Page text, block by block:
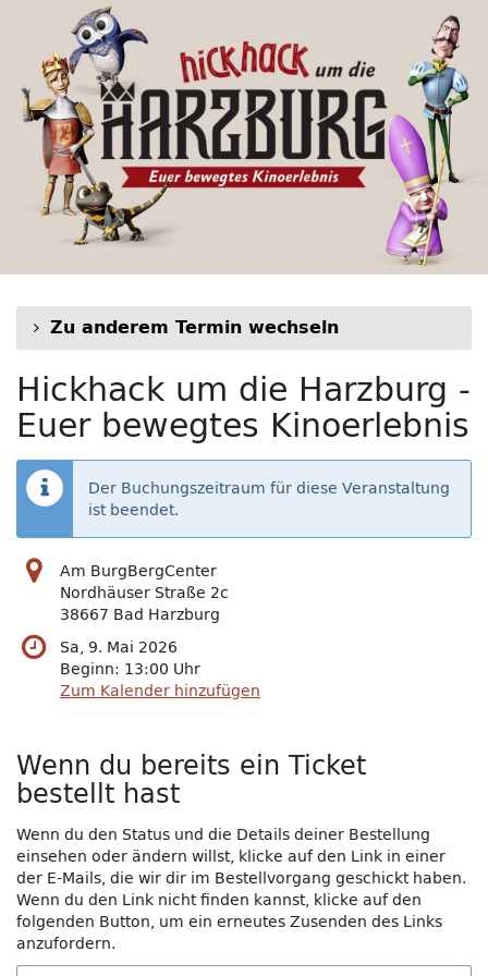
Inhalt
springen
Hickhack
um
die
Harzburg
Euer
bewegtes
Kinoerlebnis
Zu anderem Termin wechseln
Hickhack um die Harzburg -
Euer bewegtes Kinoerlebnis
Der Buchungszeitraum für diese Veranstaltung
ist beendet.
Am BurgBergCenter
Nordhäuser Straße 2c
38667 Bad Harzburg
Sa, 9. Mai 2026
Beginn: 13:00 Uhr
Zum Kalender hinzufügen
Wenn du bereits ein Ticket
bestellt hast
Wenn du den Status und die Details deiner Bestellung
einsehen oder ändern willst, klicke auf den Link in einer
der E-Mails, die wir dir im Bestellvorgang geschickt haben.
Wenn du den Link nicht finden kannst, klicke auf den
folgenden Button, um ein erneutes Zusenden des Links
anzufordern.